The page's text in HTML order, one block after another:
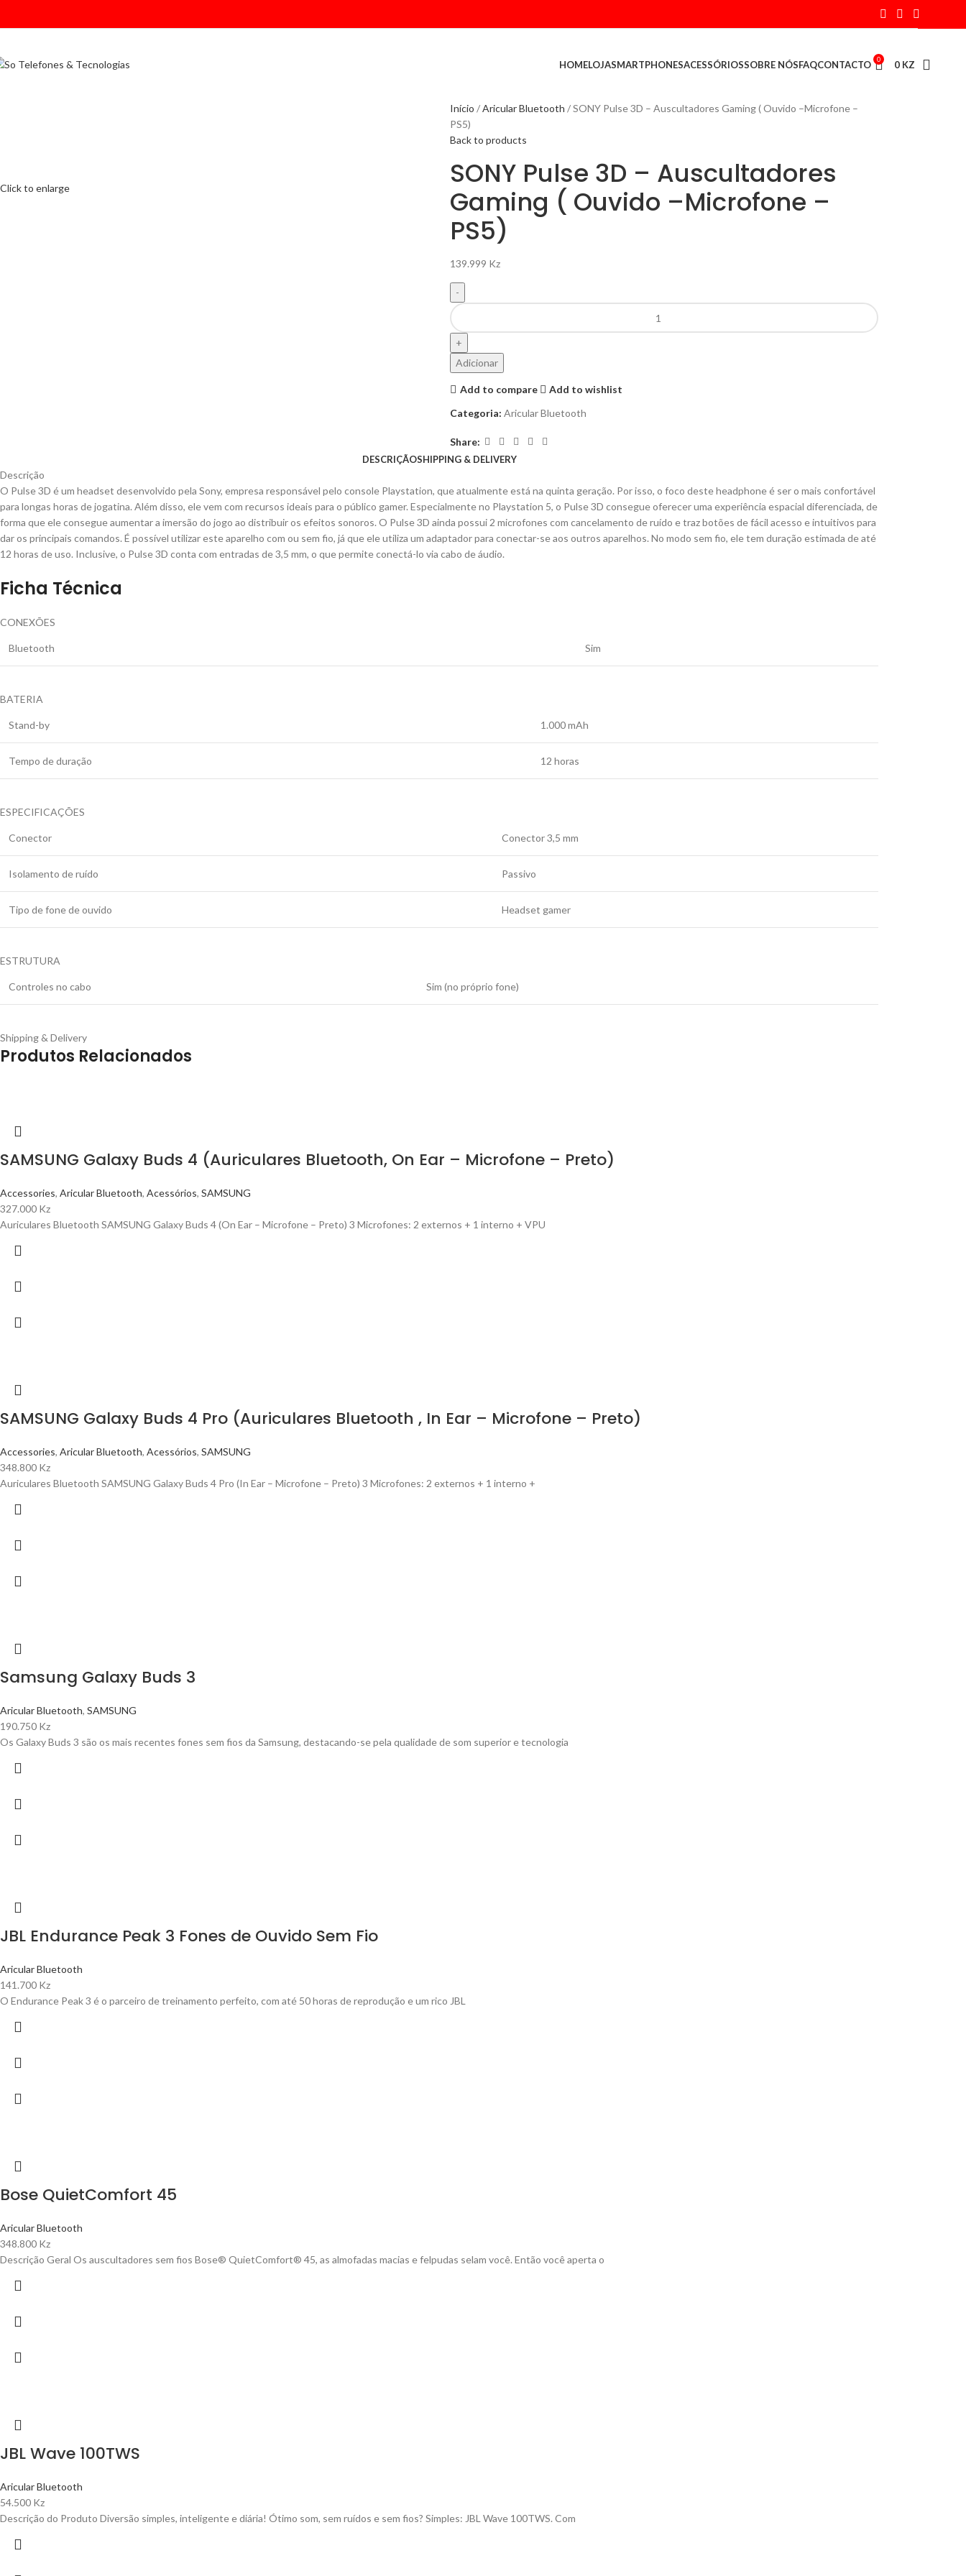
HOMELOJASMARTPHONESACESSÓRIOSSOBRE NÓSFAQCONTACTO 0 0 KZ
Click to enlarge
Início Aricular Bluetooth
SONY Pulse 3D – Auscultadores Gaming ( Ouvido –Microfone –
PS5)
Back to products
SONY Pulse 3D – Auscultadores
Gaming ( Ouvido –Microfone –
PS5)
139.999 Kz
Adicionar
Add to compare
Add to wishlist
Categoria: Aricular Bluetooth
Share:
DESCRIÇÃOSHIPPING & DELIVERY
Descrição
O Pulse 3D é um headset desenvolvido pela Sony, empresa responsável pelo console Playstation, que atualmente está na quinta geração. Por isso, o foco deste headphone é ser o mais confortável
para longas horas de jogatina. Além disso, ele vem com recursos ideais para o público gamer. Especialmente no Playstation 5, o Pulse 3D consegue oferecer uma experiência espacial diferenciada, de
forma que ele consegue aumentar a imersão do jogo ao distribuir os efeitos sonoros. O Pulse 3D ainda possui 2 microfones com cancelamento de ruído e traz botões de fácil acesso e intuitivos para
dar os principais comandos. É possível utilizar este aparelho com ou sem fio, já que ele utiliza um adaptador para conectar-se aos outros aparelhos. No modo sem fio, ele tem duração estimada de até
12 horas de uso. Inclusive, o Pulse 3D conta com entradas de 3,5 mm, o que permite conectá-lo via cabo de áudio.
Ficha Técnica
CONEXÕES
Bluetooth Sim
BATERIA
Stand-by 1.000 mAh
Tempo de duração 12 horas
ESPECIFICAÇÕES
Conector Conector 3,5 mm
Isolamento de ruído Passivo
Tipo de fone de ouvido Headset gamer
ESTRUTURA
Controles no cabo Sim (no próprio fone)
Shipping & Delivery
Produtos Relacionados
SAMSUNG Galaxy Buds 4 (Auriculares Bluetooth, On Ear – Microfone – Preto)
Accessories, Aricular Bluetooth, Acessórios, SAMSUNG
327.000 Kz
Auriculares Bluetooth SAMSUNG Galaxy Buds 4 (On Ear – Microfone – Preto) 3 Microfones: 2 externos + 1 interno + VPU
SAMSUNG Galaxy Buds 4 Pro (Auriculares Bluetooth , In Ear – Microfone – Preto)
Accessories, Aricular Bluetooth, Acessórios, SAMSUNG
348.800 Kz
Auriculares Bluetooth SAMSUNG Galaxy Buds 4 Pro (In Ear – Microfone – Preto) 3 Microfones: 2 externos + 1 interno +
Samsung Galaxy Buds 3
Aricular Bluetooth, SAMSUNG
190.750 Kz
Os Galaxy Buds 3 são os mais recentes fones sem fios da Samsung, destacando-se pela qualidade de som superior e tecnologia
JBL Endurance Peak 3 Fones de Ouvido Sem Fio
Aricular Bluetooth
141.700 Kz
O Endurance Peak 3 é o parceiro de treinamento perfeito, com até 50 horas de reprodução e um rico JBL
Bose QuietComfort 45
Aricular Bluetooth
348.800 Kz
Descrição Geral Os auscultadores sem fios Bose® QuietComfort® 45, as almofadas macias e felpudas selam você. Então você aperta o
JBL Wave 100TWS
Aricular Bluetooth
54.500 Kz
Descrição do Produto Diversão simples, inteligente e diária! Ótimo som, sem ruídos e sem fios? Simples: JBL Wave 100TWS. Com